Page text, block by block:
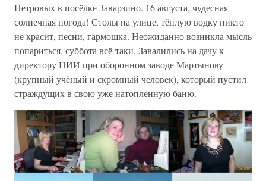
Петровых в посёлке Заварзино. 16 августа, чудесная
солнечная погода! Столы на улице, тёплую водку никто
не красит, песни, гармошка. Неожиданно возникла мысль
попариться, суббота всё-таки. Завалились на дачу к
директору НИИ при оборонном заводе Мартынову
(крупный учёный и скромный человек), который пустил
страждущих в свою уже натопленную баню.